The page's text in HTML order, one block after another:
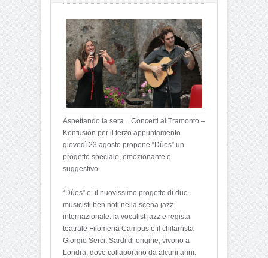
Aspettando la sera…Concerti al Tramonto –
Konfusion per il terzo appuntamento
giovedì 23 agosto propone “Dùos” un
progetto speciale, emozionante e
suggestivo.
“Dùos” e’ il nuovissimo progetto di due
musicisti ben noti nella scena jazz
internazionale: la vocalist jazz e regista
teatrale Filomena Campus e il chitarrista
Giorgio Serci. Sardi di origine, vivono a
Londra, dove collaborano da alcuni anni.